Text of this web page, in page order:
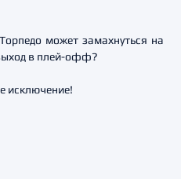
может замахнуться на
в плей-офф?
исключение!